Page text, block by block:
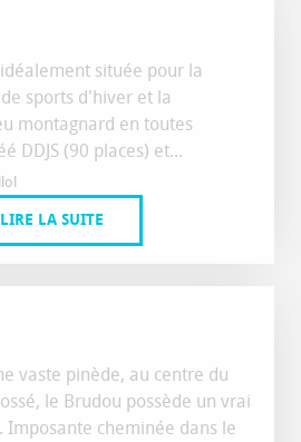
située pour la
sports d'hiver et la
montagnard en toutes
DDJS (90 places) et...
LIRE LA SUITE
vaste pinède, au centre du
le Brudou possède un vrai
Imposante cheminée dans le